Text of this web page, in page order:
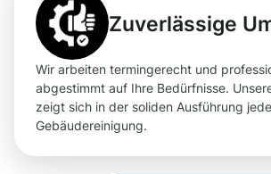
Zuverlässige
Wir arbeiten termingerecht und
abgestimmt auf Ihre Bedürfnisse.
zeigt sich in der soliden Ausführung
Gebäudereinigung.